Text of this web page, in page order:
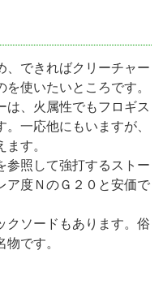
、できればクリーチャー
使いたいところです。
は、火属性でもフロギス
一応他にもいますが、
す。
参照して強打するストー
ア度ＮのＧ２０と安価で
クソードもあります。俗
です。